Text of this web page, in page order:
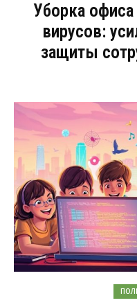
Уборка
вирусов:
защиты